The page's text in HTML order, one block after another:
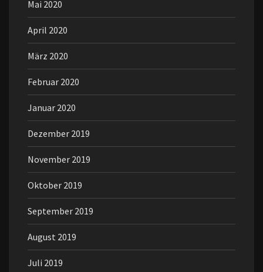
Mai 2020
April 2020
März 2020
Februar 2020
Januar 2020
Dezember 2019
November 2019
Oktober 2019
September 2019
August 2019
Juli 2019